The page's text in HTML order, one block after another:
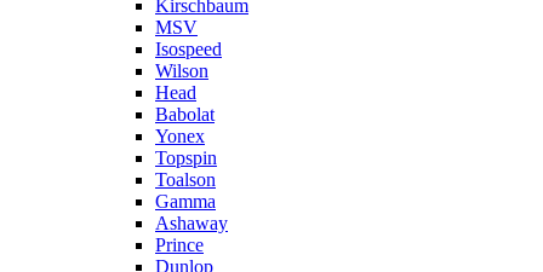
Kirschbaum
MSV
Isospeed
Wilson
Head
Babolat
Yonex
Topspin
Toalson
Gamma
Ashaway
Prince
Dunlop